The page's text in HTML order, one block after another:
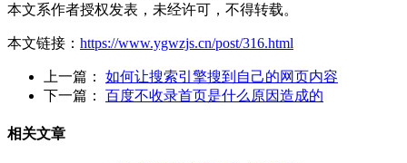
本文系作者授权发表，未经许可，不得转载。
本文链接： https://www.ygwzjs.cn/post/316.html
上一篇： 如何让搜索引擎搜到自己的网页内容
下一篇： 百度不收录首页是什么原因造成的
相关文章